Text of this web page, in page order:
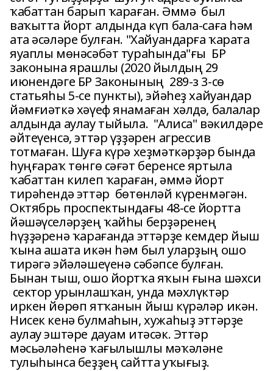
ҡабаттан барып ҡараған. Әммә был
ваҡытта йорт алдында күп бала-саға һәм
ата әсәләре булған. "Хайуандарға ҡарата
яуаплы мөнәсәбәт тураһында"ғы БР
законына ярашлы (2020 йылдың 29
июнендәге БР Законының 289-з 3-сө
статьяһы 5-се пункты), эйәһеҙ хайуандар
йәмғиәткә хәүеф янамаған хәлдә, балалар
алдында аулау тыйыла. "Алиса" вәкилдәре
әйтеүенсә, эттәр үҙҙәрен агрессив
тотмаған. Шуға күрә хеҙмәткәрҙәр бында
һуңғараҡ төнгө сәғәт беренсе яртыла
ҡабаттан килеп ҡараған, әммә йорт
тирәһендә эттәр бөтөнләй күренмәгән.
Октябрь проспектындағы 48-се йортта
йәшәүселәрҙең ҡайһы берҙәренең
һүҙҙәренә ҡарағанда эттәрҙе кемдер йыш
ҡына ашата икән һәм был уларҙың ошо
тирәгә эйәләшеүенә сәбәпсе булған.
Бынан тыш, ошо йортҡа яҡын ғына шәхси
сектор урынлашҡан, унда мәхлүктәр
иркен йөрөп ятҡанын йыш күрәләр икән.
Нисек кенә булмаһын, хужаһыҙ эттәрҙе
аулау эштәре дауам итәсәк. Эттәр
мәсьәләһенә ҡағылышлы мәҡәләне
тулыһынса беҙҙең сайтта уҡығыҙ.